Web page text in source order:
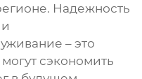
Надежность
– это
сэкономить